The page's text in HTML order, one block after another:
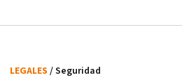
LEGALES / Seguridad